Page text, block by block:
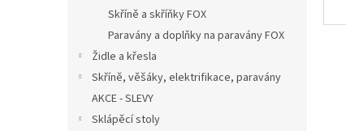
Skříně a skříňky FOX
Paravány a doplňky na paravány FOX
Židle a křesla
Skříně, věšáky, elektrifikace, paravány
AKCE - SLEVY
Sklápěcí stoly